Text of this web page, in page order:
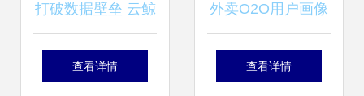
打破数据壁垒 云鲸
携手帆软BI系统优
查看详情
外卖O2O用户画像
实践 界面设计与数
查看详情